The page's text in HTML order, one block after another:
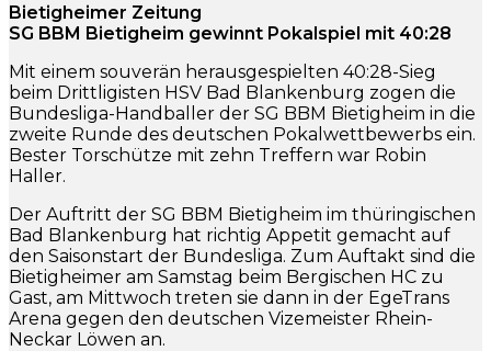
Bietigheimer Zeitung
SG BBM Bietigheim gewinnt Pokalspiel mit 40:28
Mit einem souverän herausgespielten 40:28-Sieg
beim Drittligisten HSV Bad Blankenburg zogen die
Bundesliga-Handballer der SG BBM Bietigheim in die
zweite Runde des deutschen Pokalwettbewerbs ein.
Bester Torschütze mit zehn Treffern war Robin
Haller.
Der Auftritt der SG BBM Bietigheim im thüringischen
Bad Blankenburg hat richtig Appetit gemacht auf
den Saisonstart der Bundesliga. Zum Auftakt sind die
Bietigheimer am Samstag beim Bergischen HC zu
Gast, am Mittwoch treten sie dann in der EgeTrans
Arena gegen den deutschen Vizemeister Rhein-
Neckar Löwen an.